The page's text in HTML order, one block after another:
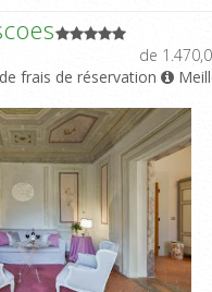
de
frais de réservation